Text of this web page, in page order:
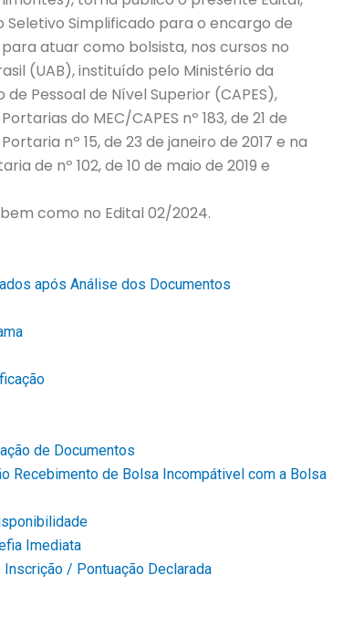
Simplificado para o encargo de
atuar como bolsista, nos cursos no
(UAB), instituído pelo Ministério da
Pessoal de Nível Superior (CAPES),
do MEC/CAPES nº 183, de 21 de
nº 15, de 23 de janeiro de 2017 e na
de nº 102, de 10 de maio de 2019 e
bem como no Edital 02/2024.
após Análise dos Documentos
de Documentos
Recebimento de Bolsa Incompátivel com a Bolsa
Imediata
/ Pontuação Declarada